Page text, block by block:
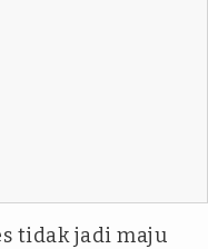
tidak jadi maju